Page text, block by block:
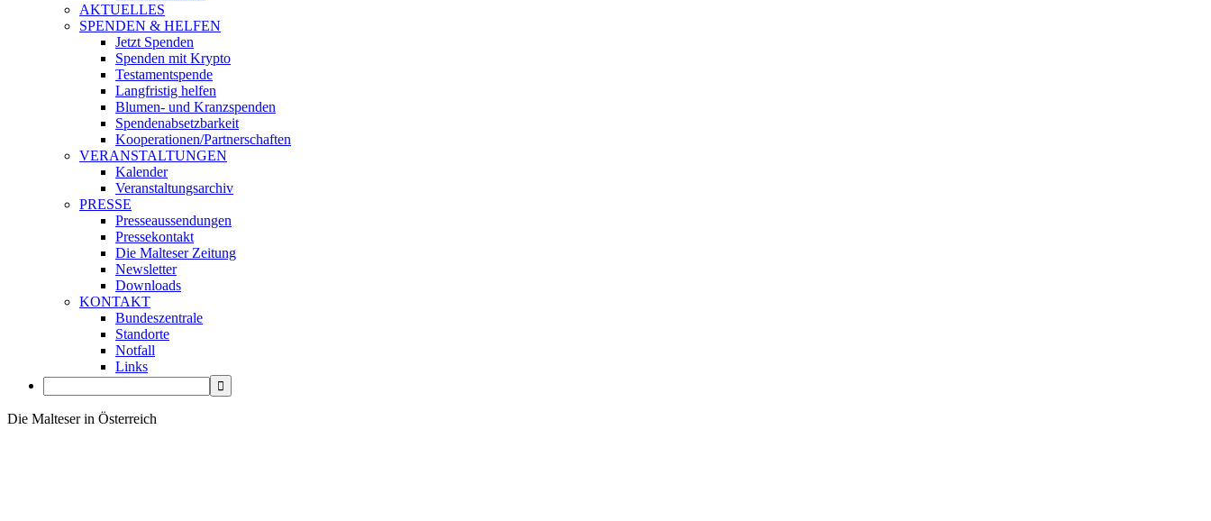
AKTUELLES
SPENDEN & HELFEN
Jetzt Spenden
Spenden mit Krypto
Testamentspende
Langfristig helfen
Blumen- und Kranzspenden
Spendenabsetzbarkeit
Kooperationen/Partnerschaften
VERANSTALTUNGEN
Kalender
Veranstaltungsarchiv
PRESSE
Presseaussendungen
Pressekontakt
Die Malteser Zeitung
Newsletter
Downloads
KONTAKT
Bundeszentrale
Standorte
Notfall
Links
Die Malteser in Österreich